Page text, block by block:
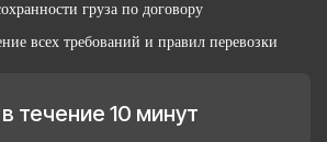
груза по договору
всех требований и правил перевозки
течение 10 минут